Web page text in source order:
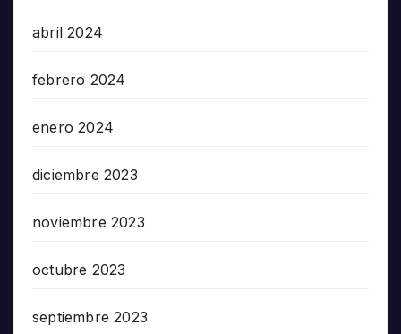
abril 2024
febrero 2024
enero 2024
diciembre 2023
noviembre 2023
octubre 2023
septiembre 2023